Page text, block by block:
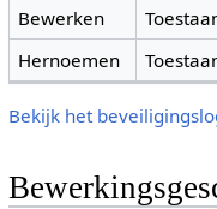
Bewerken
Hernoemen
Bekijk het